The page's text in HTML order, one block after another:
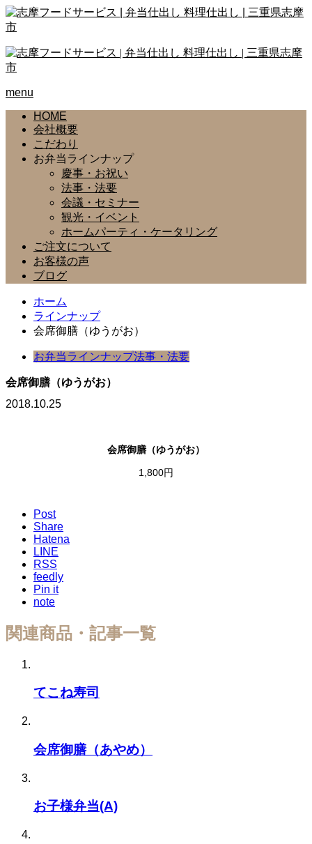
menu
HOME
会社概要
こだわり
お弁当ラインナップ
慶事・お祝い
法事・法要
会議・セミナー
観光・イベント
ホームパーティ・ケータリング
ご注文について
お客様の声
ブログ
ホーム
ラインナップ
会席御膳（ゆうがお）
お弁当ラインナップ法事・法要
会席御膳（ゆうがお）
2018.10.25
会席御膳（ゆうがお）
1,800円
Post
Share
Hatena
LINE
RSS
feedly
Pin it
note
関連商品・記事一覧
てこね寿司
会席御膳（あやめ）
お子様弁当(A)